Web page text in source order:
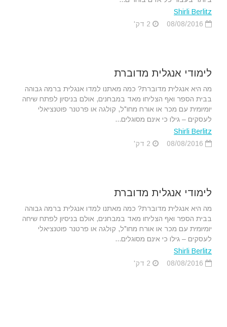
Shirli Berlitz
לימודי אנגלית מדוברת
מה היא אנגלית מדוברת? כמה מאתנו למדו אנגלית ברמה גבוהה
בבית הספר ואף הצליחו מאד במבחנים, אולם בניסיון לפתח שיחה
יומיומית עם מכר או אורח מחו"ל, קולגה או פרטנר פוטנציאלי
לעסקים – גילו כי אינם מסוגלים...
Shirli Berlitz
לימודי אנגלית מדוברת
מה היא אנגלית מדוברת? כמה מאתנו למדו אנגלית ברמה גבוהה
בבית הספר ואף הצליחו מאד במבחנים, אולם בניסיון לפתח שיחה
יומיומית עם מכר או אורח מחו"ל, קולגה או פרטנר פוטנציאלי
לעסקים – גילו כי אינם מסוגלים...
Shirli Berlitz